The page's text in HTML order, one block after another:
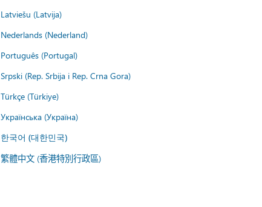
Latviešu (Latvija)
Nederlands (Nederland)
Português (Portugal)
Srpski (Rep. Srbija i Rep. Crna Gora)
Türkçe (Türkiye)
Українська (Україна)
한국어 (대한민국)
繁體中文 (香港特別行政區)